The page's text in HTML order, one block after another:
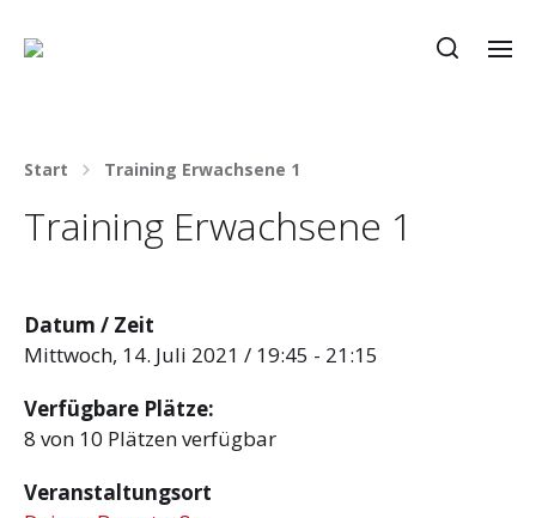
Start Training Erwachsene 1
Training Erwachsene 1
Datum / Zeit
Mittwoch, 14. Juli 2021 / 19:45 - 21:15
Verfügbare Plätze:
8 von 10 Plätzen verfügbar
Veranstaltungsort